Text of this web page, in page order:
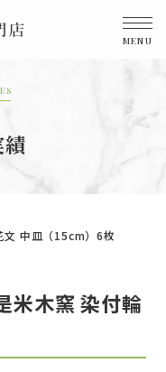
MENU
文 中皿（15cm）6枚
米木窯 染付輪